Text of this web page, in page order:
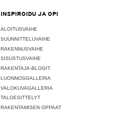
INSPIROIDU JA OPI
ALOITUSVAIHE
SUUNNITTELUVAIHE
RAKENNUSVAIHE
SISUSTUSVAIHE
RAKENTAJA-BLOGIT
LUONNOSGALLERIA
VALOKUVAGALLERIA
TALOESITTELYT
RAKENTAMISEN OPPAAT